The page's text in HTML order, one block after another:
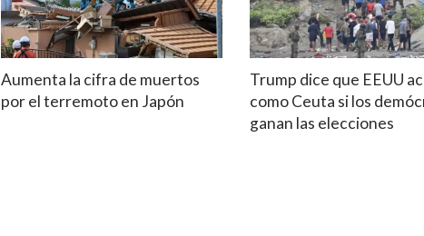
Aumenta la cifra de muertos
por el terremoto en Japón
Trump dice que EEUU
como Ceuta si los
ganan las elecciones